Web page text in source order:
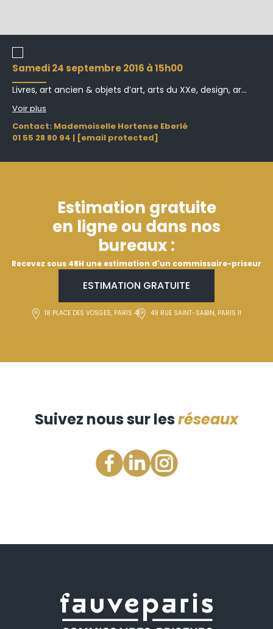
samedi 24 septembre 2016 à 15h00
Livres, art ancien & objets d’art, arts du XXe, design, ar...
Voir plus
Contact: Mademoiselle Hortense Eberlé
01 55 28 80 94 | [email protected]
Estimation gratuite
en ligne ou dans nos
bureaux :
Recevez sous 48H une estimation d'un commissaire-priseur
ESTIMATION GRATUITE
18 PLACE DES VOSGES, PARIS 4 49 RUE SAINT-SABIN, PARIS 11
Suivez nous sur lesréseaux